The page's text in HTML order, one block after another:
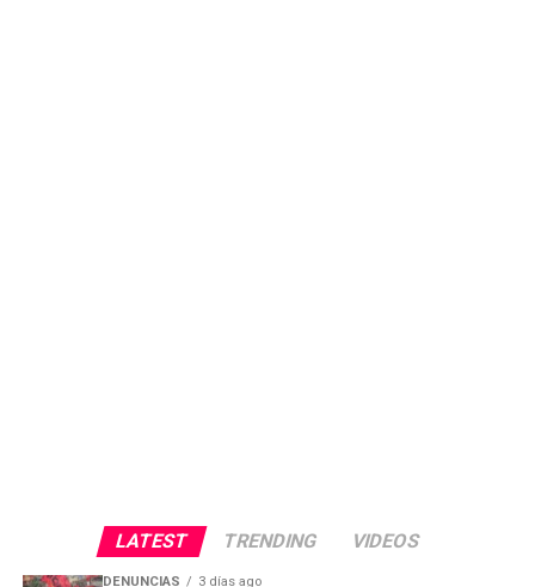
LATEST TRENDING VIDEOS
DENUNCIAS 3 días ago